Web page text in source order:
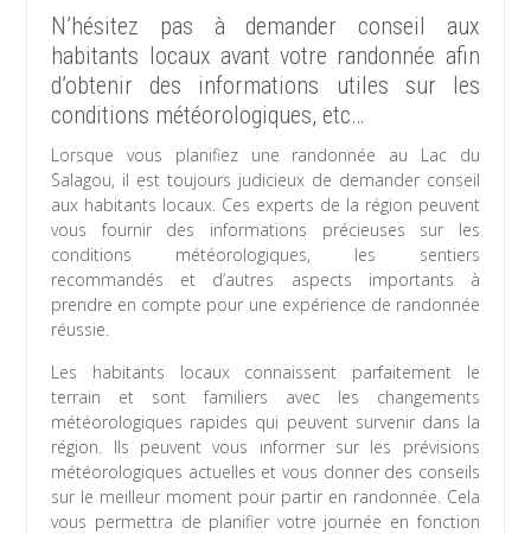
N’hésitez pas à demander conseil aux
habitants locaux avant votre randonnée afin
d’obtenir des informations utiles sur les
conditions météorologiques, etc…
Lorsque vous planifiez une randonnée au Lac du
Salagou, il est toujours judicieux de demander conseil
aux habitants locaux. Ces experts de la région peuvent
vous fournir des informations précieuses sur les
conditions météorologiques, les sentiers
recommandés et d’autres aspects importants à
prendre en compte pour une expérience de randonnée
réussie.
Les habitants locaux connaissent parfaitement le
terrain et sont familiers avec les changements
météorologiques rapides qui peuvent survenir dans la
région. Ils peuvent vous informer sur les prévisions
météorologiques actuelles et vous donner des conseils
sur le meilleur moment pour partir en randonnée. Cela
vous permettra de planifier votre journée en fonction